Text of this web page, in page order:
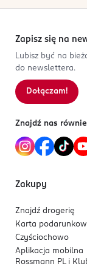
Zapisz się na
Lubisz być na
do newslettera.
Dołączam!
Znajdź nas
Zakupy
Znajdź drogerię
Karta
Czyściochowo
Aplikacja mobilna
Rossmann PL i